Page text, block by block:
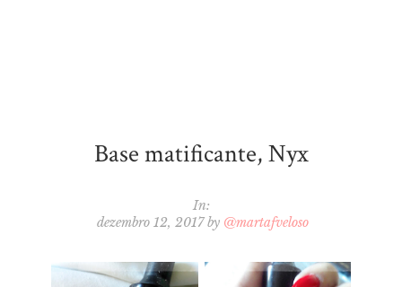
Base matificante, Nyx
In:
dezembro 12, 2017by @martafveloso